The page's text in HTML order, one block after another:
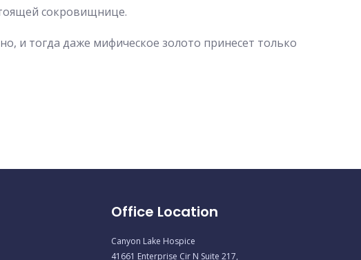
сокровищнице.
и тогда даже мифическое золото принесет только
Office Location
Canyon Lake Hospice
41661 Enterprise Cir N Suite 217,